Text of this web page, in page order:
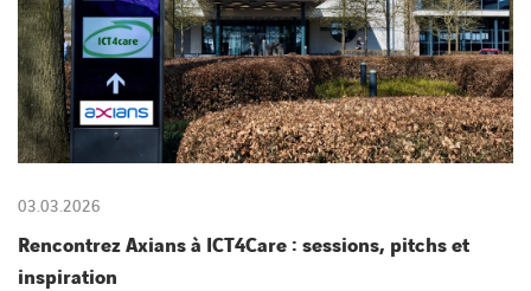
03.03.2026
Rencontrez Axians à ICT4Care : sessions, pitchs et
inspiration